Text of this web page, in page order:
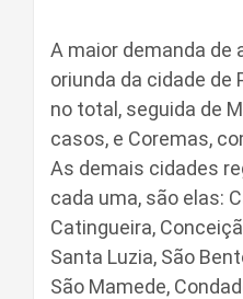
A maior demanda de
oriunda da cidade de
no total, seguida de
casos, e Coremas,
As demais cidades
cada uma, são elas:
Catingueira,
Santa Luzia, São
São Mamede,